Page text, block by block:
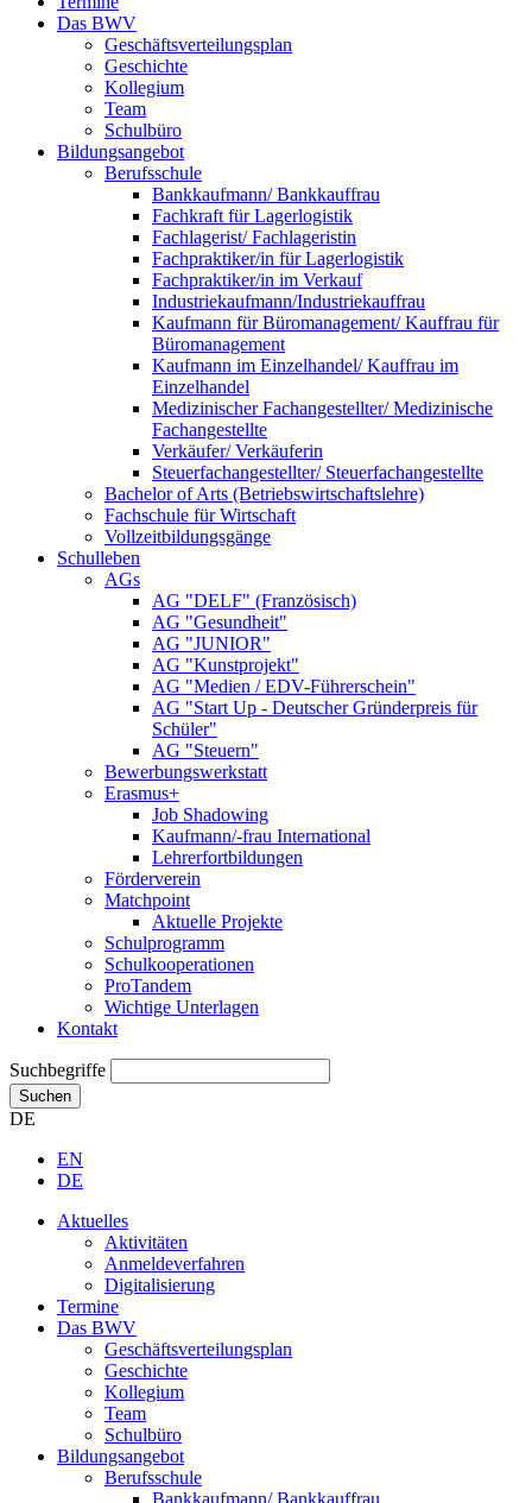
Das BWV
Geschäftsverteilungsplan
Geschichte
Kollegium
Team
Schulbüro
Bildungsangebot
Berufsschule
Bankkaufmann/ Bankkauffrau
Fachkraft für Lagerlogistik
Fachlagerist/ Fachlageristin
Fachpraktiker/in für Lagerlogistik
Fachpraktiker/in im Verkauf
Industriekaufmann/Industriekauffrau
Kaufmann für Büromanagement/ Kauffrau für
Büromanagement
Kaufmann im Einzelhandel/ Kauffrau im
Einzelhandel
Medizinischer Fachangestellter/ Medizinische
Fachangestellte
Verkäufer/ Verkäuferin
Steuerfachangestellter/ Steuerfachangestellte
Bachelor of Arts (Betriebswirtschaftslehre)
Fachschule für Wirtschaft
Vollzeitbildungsgänge
Schulleben
AGs
AG "DELF" (Französisch)
AG "Gesundheit"
AG "JUNIOR"
AG "Kunstprojekt"
AG "Medien / EDV-Führerschein"
AG "Start Up - Deutscher Gründerpreis für
Schüler"
AG "Steuern"
Bewerbungswerkstatt
Erasmus+
Job Shadowing
Kaufmann/-frau International
Lehrerfortbildungen
Förderverein
Matchpoint
Aktuelle Projekte
Schulprogramm
Schulkooperationen
ProTandem
Wichtige Unterlagen
Kontakt
Suchbegriffe
Suchen
DE
EN
DE
Aktuelles
Aktivitäten
Anmeldeverfahren
Digitalisierung
Termine
Das BWV
Geschäftsverteilungsplan
Geschichte
Kollegium
Team
Schulbüro
Bildungsangebot
Berufsschule
Bankkaufmann/ Bankkauffrau